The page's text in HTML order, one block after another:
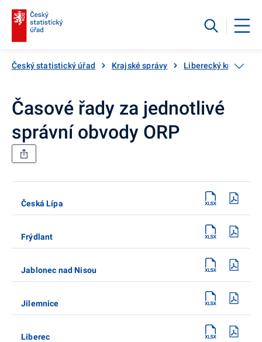
Český statistický úřad Krajské správy Liberecký kraj
Časové řady za jednotlivé
správní obvody ORP
Česká Lípa
Frýdlant
Jablonec nad Nisou
Jilemnice
Liberec